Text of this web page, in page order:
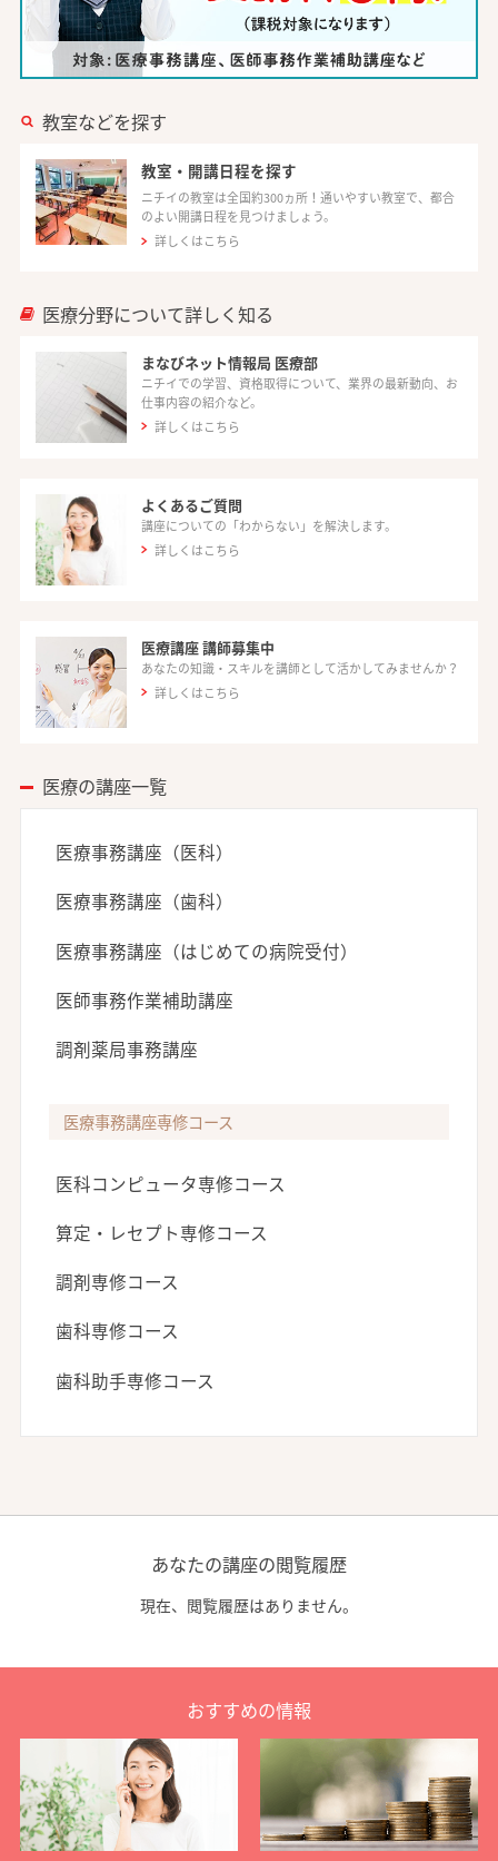
教室などを探す
教室・開講日程を探す
ニチイの教室は全国約300ヵ所！通いやすい教室で、都合
のよい開講日程を見つけましょう。
詳しくはこちら
医療分野について詳しく知る
まなびネット情報局 医療部
ニチイでの学習、資格取得について、業界の最新動向、お
仕事内容の紹介など。
詳しくはこちら
よくあるご質問
講座についての「わからない」を解決します。
詳しくはこちら
医療講座 講師募集中
あなたの知識・スキルを講師として活かしてみませんか？
詳しくはこちら
医療の講座一覧
医療事務講座（医科）
医療事務講座（歯科）
医療事務講座（はじめての病院受付）
医師事務作業補助講座
調剤薬局事務講座
医療事務講座専修コース
医科コンピュータ専修コース
算定・レセプト専修コース
調剤専修コース
歯科専修コース
歯科助手専修コース
あなたの講座の閲覧履歴
現在、閲覧履歴はありません。
おすすめの情報